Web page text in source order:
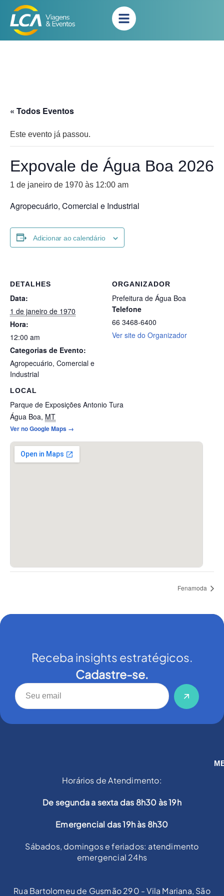
« Todos Eventos
Este evento já passou.
Expovale de Água Boa 2026
1 de janeiro de 1970 às 12:00 am
Agropecuário, Comercial e Industrial
Adicionar ao calendário
DETALHES
Data:
1 de janeiro de 1970
Hora:
12:00 am
Categorias de Evento:
Agropecuário, Comercial e
Industrial
LOCAL
Parque de Exposições Antonio Tura
Água Boa, MT
Ver no Google Maps →
ORGANIZADOR
Prefeitura de Água Boa
Telefone
66 3468-6400
Ver site do Organizador
Fenamoda
Receba insights estratégicos.
Cadastre-se.
Horários de Atendimento:
De segunda a sexta das 8h30 às 19h
Emergencial das 19h às 8h30
Sábados, domingos e feriados: atendimento
emergencial 24hs
Rua Bartolomeu de Gusmão 290 - Vila Mariana, São